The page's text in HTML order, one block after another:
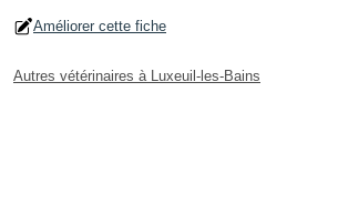
Améliorer cette fiche
Autres vétérinaires à Luxeuil-les-Bains